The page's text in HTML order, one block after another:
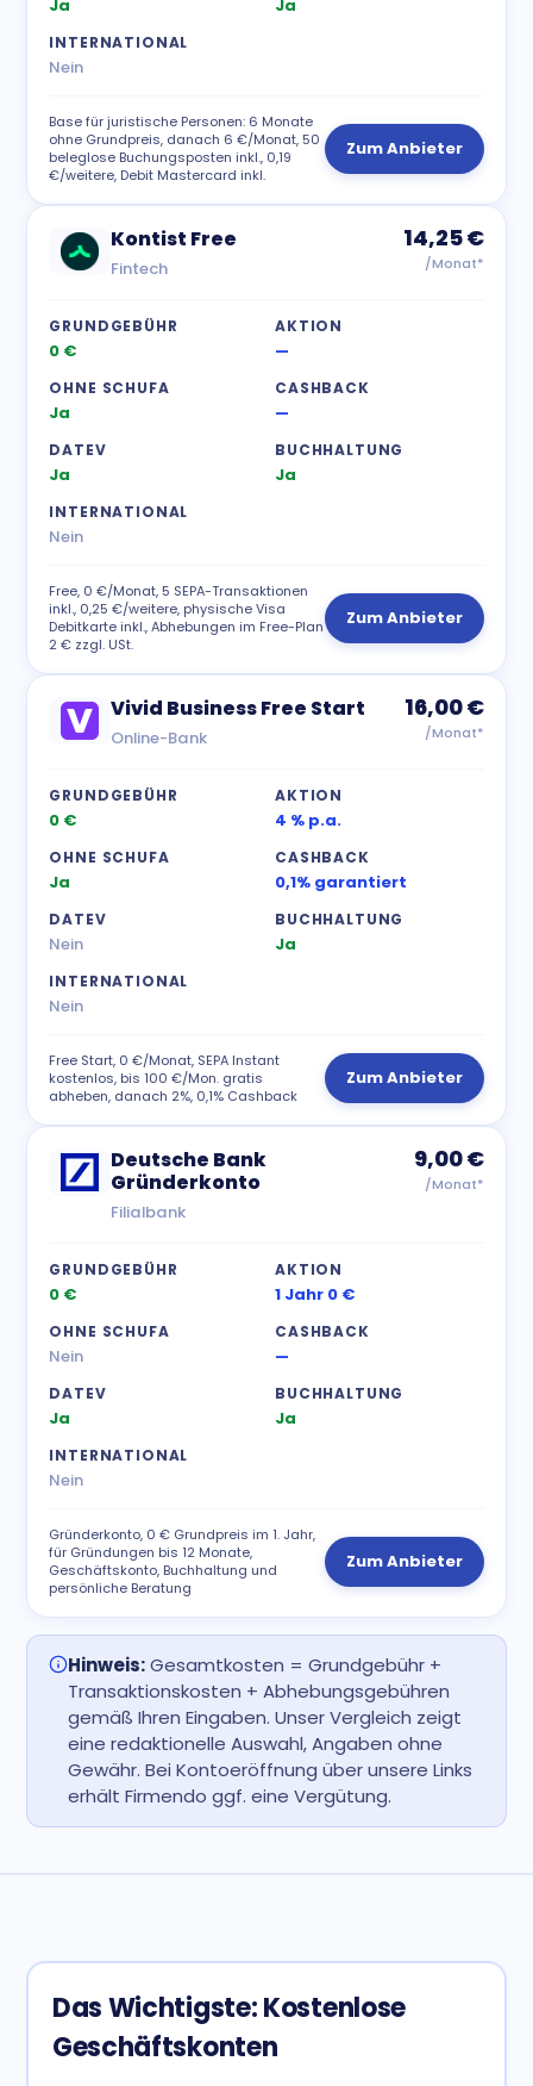
Ja Ja
INTERNATIONAL
Nein
Base für juristische Personen: 6 Monate
ohne Grundpreis, danach 6 €/Monat, 50
beleglose Buchungsposten inkl., 0,19
€/weitere, Debit Mastercard inkl.
Zum Anbieter
Kontist Free
Fintech
14,25 €
/Monat*
GRUNDGEBÜHR
0 €
AKTION
—
OHNE SCHUFA
Ja
CASHBACK
—
DATEV
Ja
BUCHHALTUNG
Ja
INTERNATIONAL
Nein
Free, 0 €/Monat, 5 SEPA-Transaktionen
inkl., 0,25 €/weitere, physische Visa
Debitkarte inkl., Abhebungen im Free-Plan
2 € zzgl. USt.
Zum Anbieter
Vivid Business Free Start
Online-Bank
16,00 €
/Monat*
GRUNDGEBÜHR
0 €
AKTION
4 % p.a.
OHNE SCHUFA
Ja
CASHBACK
0,1% garantiert
DATEV
Nein
BUCHHALTUNG
Ja
INTERNATIONAL
Nein
Free Start, 0 €/Monat, SEPA Instant
kostenlos, bis 100 €/Mon. gratis
abheben, danach 2%, 0,1% Cashback
Zum Anbieter
Deutsche Bank
Gründerkonto
Filialbank
9,00 €
/Monat*
GRUNDGEBÜHR
0 €
AKTION
1 Jahr 0 €
OHNE SCHUFA
Nein
CASHBACK
—
DATEV
Ja
BUCHHALTUNG
Ja
INTERNATIONAL
Nein
Gründerkonto, 0 € Grundpreis im 1. Jahr,
für Gründungen bis 12 Monate,
Geschäftskonto, Buchhaltung und
persönliche Beratung
Zum Anbieter
Hinweis:Gesamtkosten = Grundgebühr +
Transaktionskosten + Abhebungsgebühren
gemäß Ihren Eingaben. Unser Vergleich zeigt
eine redaktionelle Auswahl, Angaben ohne
Gewähr. Bei Kontoeröffnung über unsere Links
erhält Firmendo ggf. eine Vergütung.
Das Wichtigste: Kostenlose
Geschäftskonten